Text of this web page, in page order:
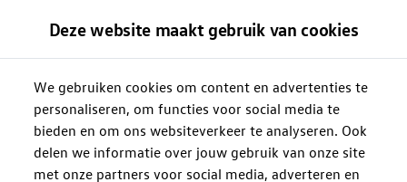
Deze website maakt gebruik van cookies
We gebruiken cookies om content en advertenties te
personaliseren, om functies voor social media te
bieden en om ons websiteverkeer te analyseren. Ook
delen we informatie over jouw gebruik van onze site
met onze partners voor social media, adverteren en